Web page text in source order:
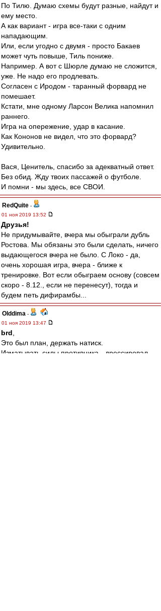
По Тилю. Думаю схемы будут разные, найдут и
ему место.
А как вариант - игра все-таки с одним
нападающим.
Или, если угодно с двумя - просто Бакаев
может чуть повыше, Тиль пониже.
Например. А вот с Шюрле думаю не сложится,
уже. Не надо его продлевать.
Согласен с Иродом - таранный форвард не
помешает.
Кстати, мне одному Ларсон Велика напомнил
раннего.
Игра на опережение, удар в касание.
Как Кононов не видел, что это форвард?
Удивительно.
Вася, Ценитель, спасибо за адекватный ответ.
Без обид. Жду твоих пассажей о футболе.
И помни - мы здесь, все СВОИ.
RedQuite -
01 ноя 2019 13:52
Друзья!
Не придумывайте, вчера мы обыграли дубль
Ростова. Мы обязаны это были сделать, ничего
выдающегося вчера не было. С Локо - да,
очень хорошая игра, вчера - ближе к
тренировке. Вот если обыграем основу (совсем
скоро - 8.12., если не перенесут), тогда и
будем петь дифирамбы...
Olddima -
01 ноя 2019 13:47
brd
Это был план, держать натиск.
Изматывать силы противника - дрессировал